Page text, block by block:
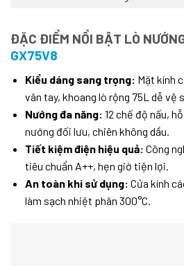
ĐẶC ĐIỂM NỔI BẬT LÒ
GX75V8
Kiểu dáng sang trọng: Mặt kính
vân tay, khoang lò rộng 75L dễ vệ
Nướng đa năng: 12 chế độ nấu,
nướng đối lưu, chiên không dầu.
Tiết kiệm điện hiệu quả: Công
tiêu chuẩn A++, hẹn giờ tiện lợi.
An toàn khi sử dụng: Cửa kính
làm sạch nhiệt phân 300°C.